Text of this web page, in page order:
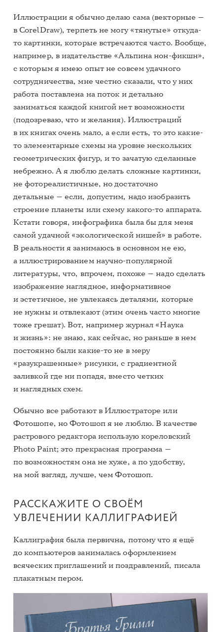
Иллюстрации я обычно делаю сама (векторные —
в CorelDraw), терпеть не могу «тянутые» откуда-
то картинки, которые встречаются часто. Вообще,
например, в издательстве «Альпина нон-фикшн»,
с которым я имею опыт не совсем удачного
сотрудничества, мне честно сказали, что у них
работа поставлена на поток и детально
заниматься каждой книгой нет возможности
(подозреваю, что и желания). Иллюстраций
в их книгах очень мало, а если есть, то это какие-
то элементарные схемы на уровне нескольких
геометрических фигур, и то зачатую сделанные
небрежно. А я люблю делать сложные картинки,
не фотореалистичные, но достаточно
детальные — если, допустим, надо изобразить
строение планеты или схему какого-то аппарата.
Кстати говоря, инфографика была бы для меня
самой удачной «экологической нишей» в работе.
В реальности я занимаюсь в основном не ею,
а иллюстрированием научно-популярной
литературы, что, впрочем, похоже — надо сделать
изображение наглядное, информативное
и эстетичное, не увлекаясь деталями, которые
не нужны и отвлекают (этим очень часто многие
тоже грешат). Вот, например журнал «Наука
и жизнь»: не знаю, как сейчас, но раньше в нем
постоянно были какие-то не в меру
«разукрашенные» рисунки, с градиентной
заливкой где ни попадя, вместо четких
и наглядных схем.
Обычно все работают в Иллюстраторе или
Фотошопе, но Фотошоп я не люблю. В качестве
растрового редактора использую кореловский
Photo Paint; это прекрасная программа —
по возможностям она не хуже, а по удобству,
на мой взгляд, лучше, чем Фотошоп.
РАССКАЖИТЕ О СВОЁМ
УВЛЕЧЕНИИ КАЛЛИГРАФИЕЙ
Каллиграфия была первична, потому что я ещё
до компьютеров занималась оформлением
всяческих приглашений и поздравлений, писала
плакатным пером.